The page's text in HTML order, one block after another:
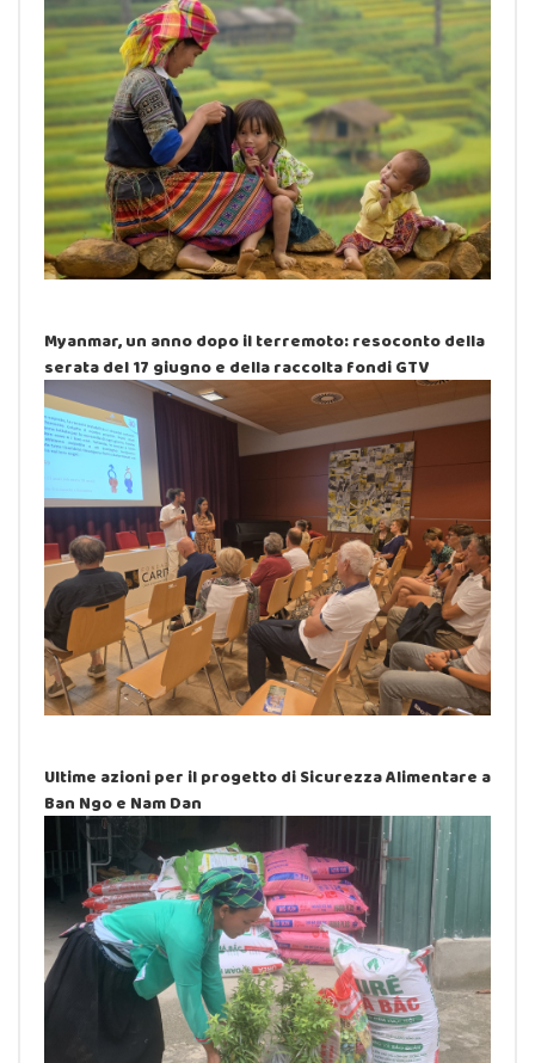
Myanmar, un anno dopo il terremoto: resoconto della
serata del 17 giugno e della raccolta fondi GTV
Ultime azioni per il progetto di Sicurezza Alimentare a
Ban Ngo e Nam Dan